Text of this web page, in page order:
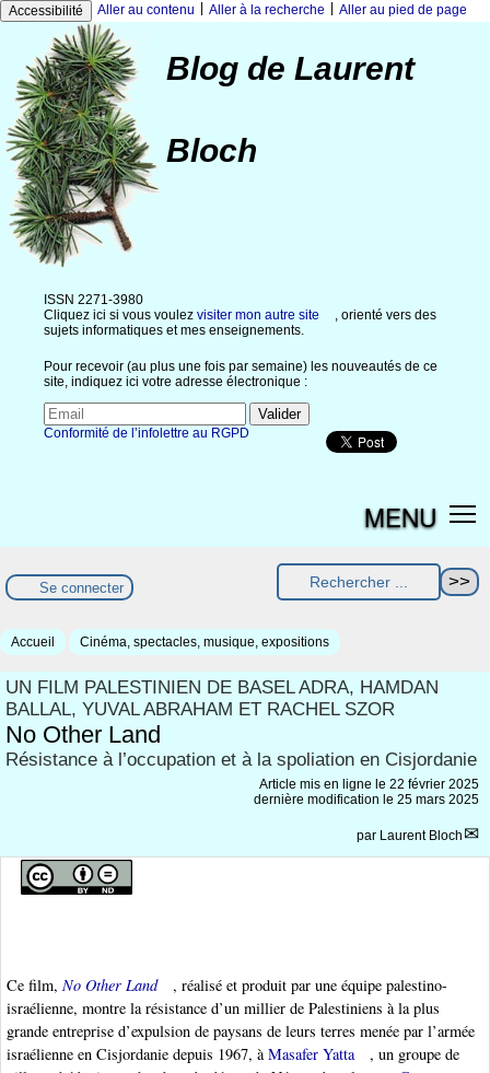
Accessibilité Aller au contenu Aller à la recherche Aller au pied de page
Blog de Laurent
Bloch
ISSN 2271-3980
Cliquez ici si vous voulez visiter mon autre site
, orienté vers des
sujets informatiques et mes enseignements.
Pour recevoir (au plus une fois par semaine) les nouveautés de ce
site, indiquez ici votre adresse électronique :
Conformité de l’infolettre au RGPD
MENU
Se connecter
Accueil Cinéma, spectacles, musique, expositions
UN FILM PALESTINIEN DE BASEL ADRA, HAMDAN
BALLAL, YUVAL ABRAHAM ET RACHEL SZOR
No Other Land
Résistance à l’occupation et à la spoliation en Cisjordanie
Article mis en ligne le 22 février 2025
dernière modification le 25 mars 2025
par Laurent Bloch
Ce film, No Other Land
, réalisé et produit par une équipe palestino-
israélienne, montre la résistance d’un millier de Palestiniens à la plus
grande entreprise d’expulsion de paysans de leurs terres menée par l’armée
israélienne en Cisjordanie depuis 1967, àMasafer Yatta
, un groupe de